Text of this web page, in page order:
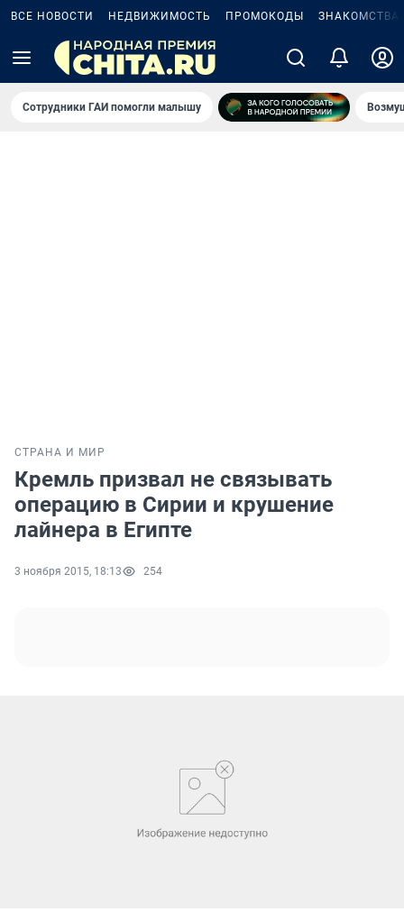
ВСЕ НОВОСТИ НЕДВИЖИМОСТЬ ПРОМОКОДЫ ЗНАКОМСТВА
Сотрудники ГАИ помогли малышу
СТРАНА И МИР
Кремль призвал не связывать
операцию в Сирии и крушение
лайнера в Египте
3 ноября 2015, 18:13 254